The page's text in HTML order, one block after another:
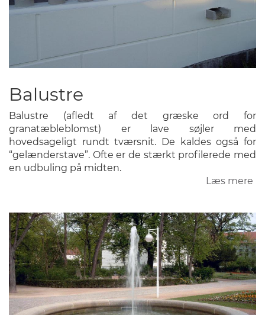
Balustre
Balustre (afledt af det græske ord for
granatæbleblomst) er lave søjler med
hovedsageligt rundt tværsnit. De kaldes også for
“gelænderstave”. Ofte er de stærkt profilerede med
en udbuling på midten.
Læs mere